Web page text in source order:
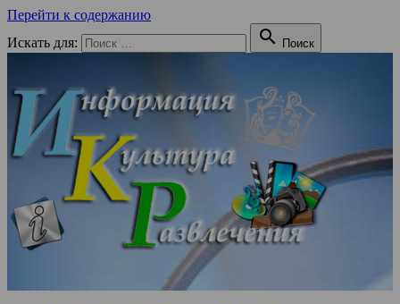
Перейти к содержанию
Искать для:
 Поиск